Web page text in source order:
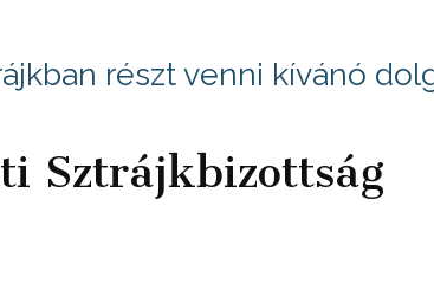
részt venni kívánó
Sztrájkbizottság